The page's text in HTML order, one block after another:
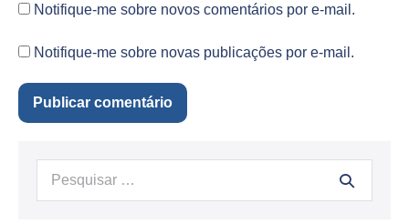
Notifique-me sobre novos comentários por e-mail.
Notifique-me sobre novas publicações por e-mail.
Procurar: